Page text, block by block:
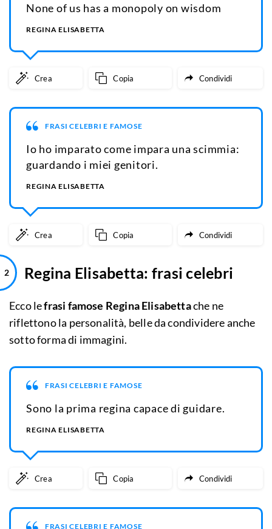
None of us has a monopoly on wisdom
REGINA ELISABETTA
Crea Copia Condividi
FRASI CELEBRI E FAMOSE
Io ho imparato come impara una scimmia:
guardando i miei genitori.
REGINA ELISABETTA
Crea Copia Condividi
Regina Elisabetta: frasi celebri
Ecco lefrasi famose Regina Elisabettache ne
riflettono la personalità, belle da condividere anche
sotto forma di immagini.
FRASI CELEBRI E FAMOSE
Sono la prima regina capace di guidare.
REGINA ELISABETTA
Crea Copia Condividi
FRASI CELEBRI E FAMOSE